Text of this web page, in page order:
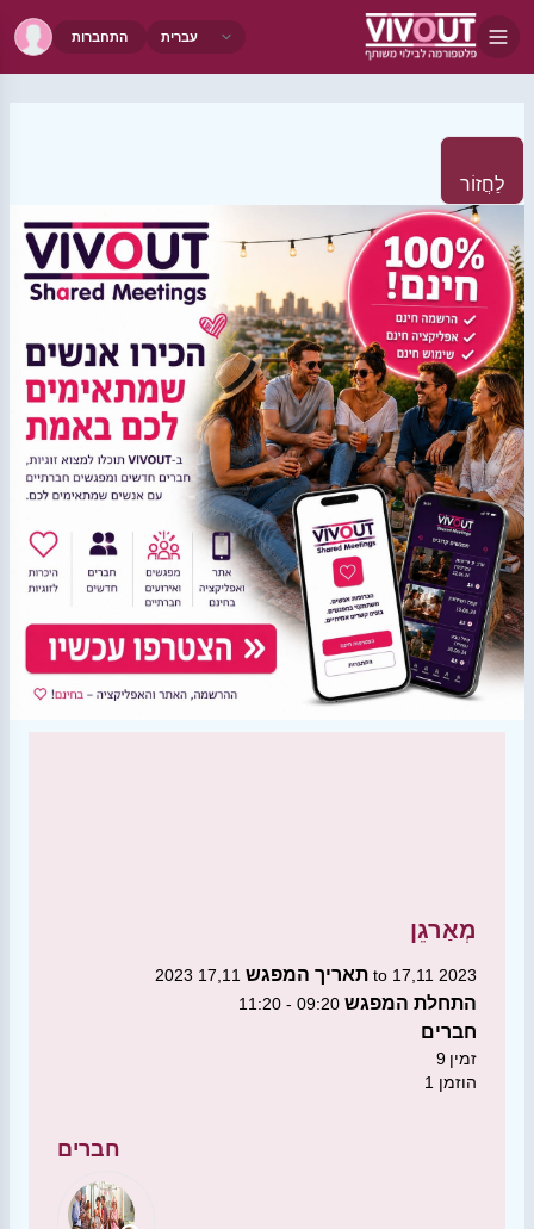
התחברות
לַחֲזוֹר
מְאַרגֵן
תאריך המפגש 17,11 2023 to 17,11 2023
התחלת המפגש 09:20 - 11:20
חברים
9 זמין
1 הוזמן
חברים